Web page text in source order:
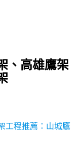
、高雄鷹架